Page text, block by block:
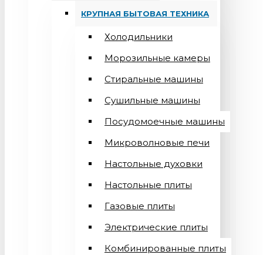
КРУПНАЯ БЫТОВАЯ ТЕХНИКА
Холодильники
Морозильные камеры
Стиральные машины
Сушильные машины
Посудомоечные машины
Микроволновые печи
Настольные духовки
Настольные плиты
Газовые плиты
Электрические плиты
Комбинированные плиты